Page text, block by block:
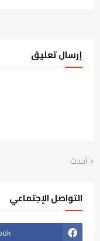
إرسال تعليق
أحدث
التواصل الإجتماعي